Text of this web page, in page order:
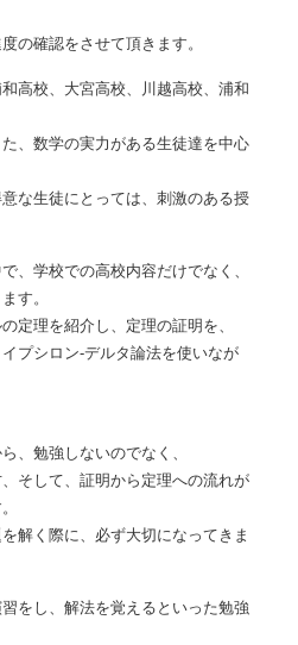
の確認をさせて頂きます。
高校、大宮高校、川越高校、浦和
、数学の実力がある生徒達を中心
な生徒にとっては、刺激のある授
、学校での高校内容だけでなく、
す。
定理を紹介し、定理の証明を、
プシロン-デルタ論法を使いなが
、勉強しないのでなく、
そして、証明から定理への流れが
解く際に、必ず大切になってきま
をし、解法を覚えるといった勉強